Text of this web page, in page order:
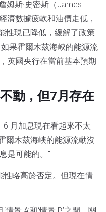
姆斯·史密斯（James
濟數據疲軟和油價走低，
性現已降低，緩解了政策
果霍爾木茲海峽的能源流
英國央行在當前基本預期
動，但7月存在
月加息現在看起來不太
爾木茲海峽的能源流動沒
是可能的。"
性略高於否定。但現在情